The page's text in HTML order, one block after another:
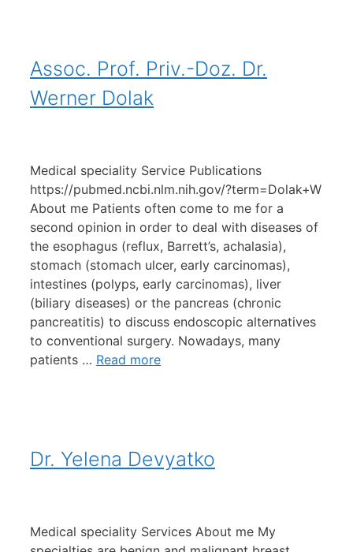
Assoc. Prof. Priv.-Doz. Dr.
Werner Dolak
Medical speciality Service Publications
https://pubmed.ncbi.nlm.nih.gov/?term=Dolak+W
About me Patients often come to me for a
second opinion in order to deal with diseases of
the esophagus (reflux, Barrett’s, achalasia),
stomach (stomach ulcer, early carcinomas),
intestines (polyps, early carcinomas), liver
(biliary diseases) or the pancreas (chronic
pancreatitis) to discuss endoscopic alternatives
to conventional surgery. Nowadays, many
patients … Read more
Dr. Yelena Devyatko
Medical speciality Services About me My